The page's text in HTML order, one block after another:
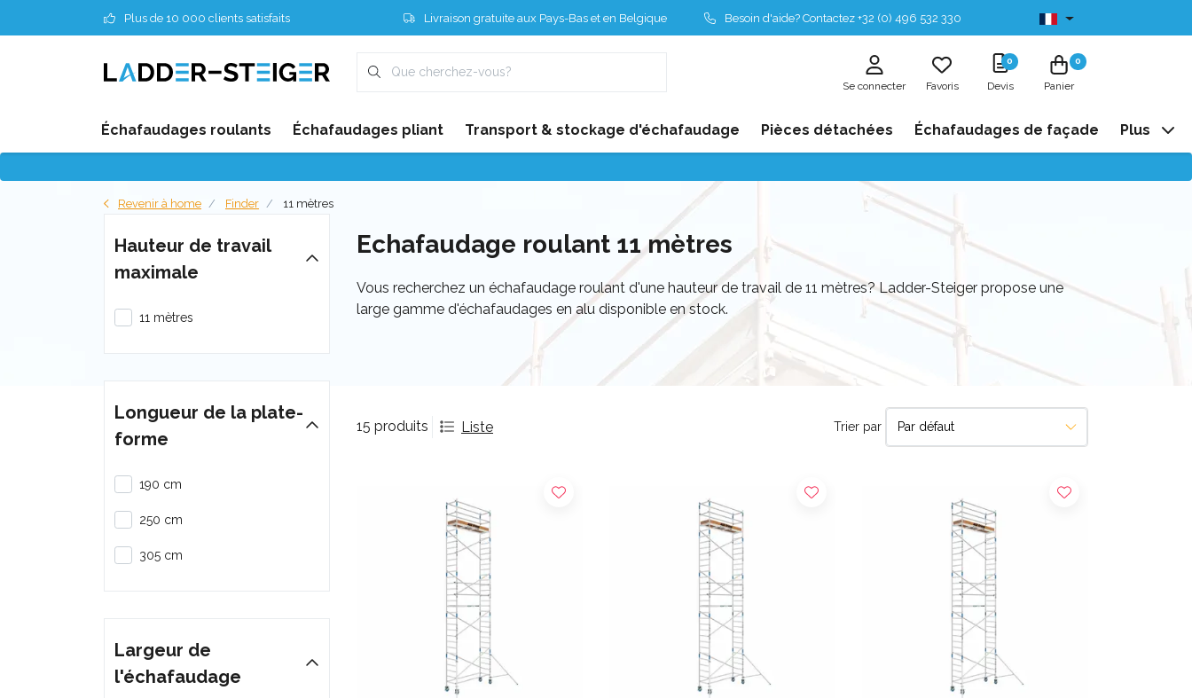
Plus de 10 000 clients satisfaits Livraison gratuite aux Pays-Bas et en Belgique Besoin d'aide? Contactez +32 (0) 496 532 330 Disponibles de stock
Se connecter Favoris
0
Devis
0
Panier
Échafaudages roulants Échafaudages pliant Transport & stockage d'échafaudage Pièces détachées Échafaudages de façade Plus
Revenir à home Finder 11 mètres
Echafaudage roulant 11 mètres
Vous recherchez un échafaudage roulant d'une hauteur de travail de 11 mètres? Ladder-Steiger propose une
large gamme d'échafaudages en alu disponible en stock.
15 produits Liste Trier par
Hauteur de travail
maximale
11 mètres
Longueur de la plate-
forme
190 cm
250 cm
305 cm
Largeur de
l'échafaudage